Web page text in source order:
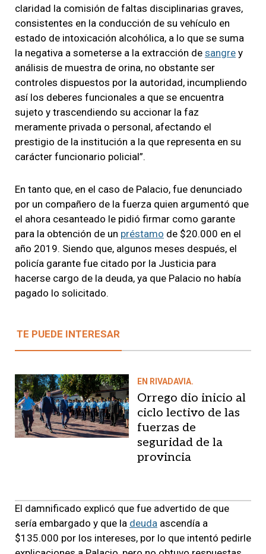
claridad la comisión de faltas disciplinarias graves,
consistentes en la conducción de su vehículo en
estado de intoxicación alcohólica, a lo que se suma
la negativa a someterse a la extracción de sangre y
análisis de muestra de orina, no obstante ser
controles dispuestos por la autoridad, incumpliendo
así los deberes funcionales a que se encuentra
sujeto y trascendiendo su accionar la faz
meramente privada o personal, afectando el
prestigio de la institución a la que representa en su
carácter funcionario policial”.
En tanto que, en el caso de Palacio, fue denunciado
por un compañero de la fuerza quien argumentó que
el ahora cesanteado le pidió firmar como garante
para la obtención de un préstamo de $20.000 en el
año 2019. Siendo que, algunos meses después, el
policía garante fue citado por la Justicia para
hacerse cargo de la deuda, ya que Palacio no había
pagado lo solicitado.
TE PUEDE INTERESAR
EN RIVADAVIA.
Orrego dio inicio al
ciclo lectivo de las
fuerzas de
seguridad de la
provincia
El damnificado explicó que fue advertido de que
sería embargado y que la deuda ascendía a
$135.000 por los intereses, por lo que intentó pedirle